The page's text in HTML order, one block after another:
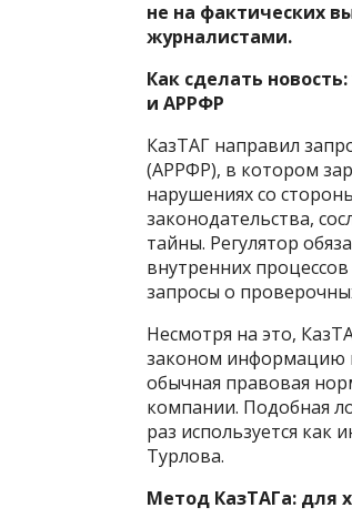
не на фактических
журналистами.
Как сделать
и АРРФР
КазТАГ направил
(АРРФР), в котором
нарушениях со
законодательства,
тайны. Регулятор
внутренних
запросы о
Несмотря на это,
законом информацию
обычная правовая
компании. Подобная
раз используется как
Турлова.
Метод КазТАГа: для